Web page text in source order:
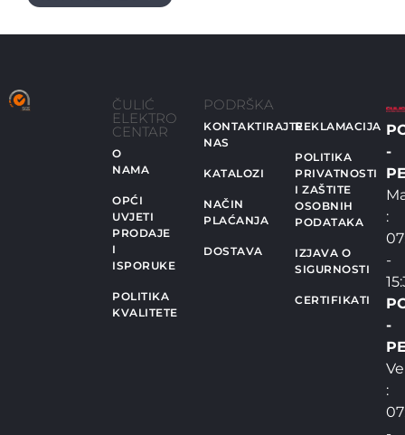
ČULIĆ
ELEKTRO
CENTAR
O
NAMA
OPĆI
UVJETI
PRODAJE
I
ISPORUKE
POLITIKA
KVALITETE
PODRŠKA
KONTAKTIRAJTE
NAS
KATALOZI
NAČIN
PLAĆANJA
DOSTAVA
REKLAMACIJA
POLITIKA
PRIVATNOSTI
I ZAŠTITE
OSOBNIH
PODATAKA
IZJAVA O
SIGURNOSTI
CERTIFIKATI
-
:
-
-
: